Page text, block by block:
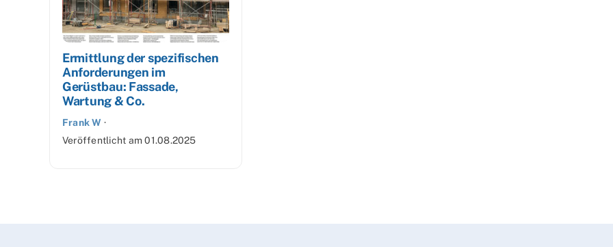
Ermittlung der spezifischen
Anforderungen im
Gerüstbau: Fassade,
Wartung & Co.
Frank W ·
Veröffentlicht am01.08.2025